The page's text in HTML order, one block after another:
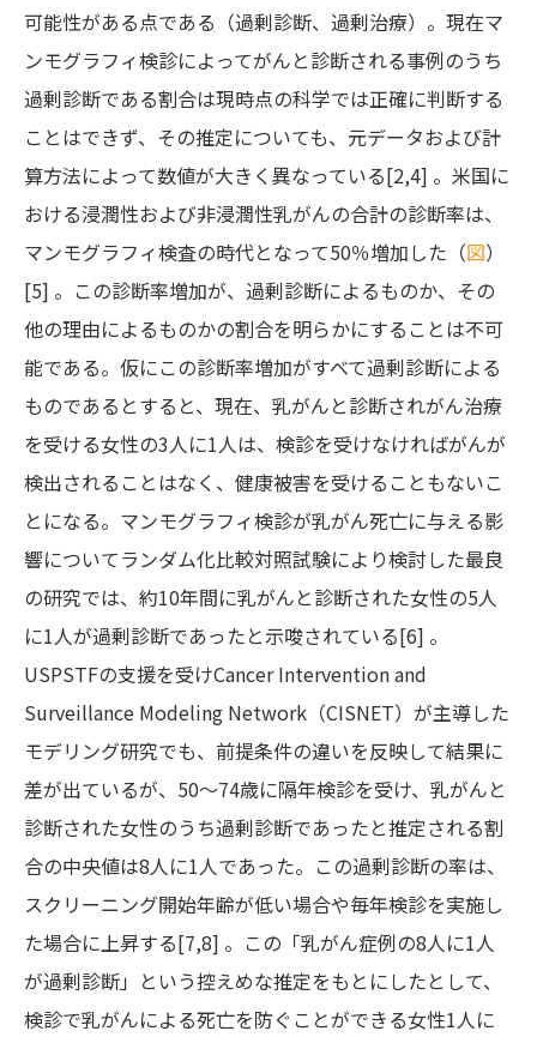
可能性がある点である（過剰診断、過剰治療）。現在マ
ンモグラフィ検診によってがんと診断される事例のうち
過剰診断である割合は現時点の科学では正確に判断する
ことはできず、その推定についても、元データおよび計
算方法によって数値が大きく異なっている[2,4] 。米国に
おける浸潤性および非浸潤性乳がんの合計の診断率は、
マンモグラフィ検査の時代となって50％増加した（図）
[5] 。この診断率増加が、過剰診断によるものか、その
他の理由によるものかの割合を明らかにすることは不可
能である。仮にこの診断率増加がすべて過剰診断による
ものであるとすると、現在、乳がんと診断されがん治療
を受ける女性の3人に1人は、検診を受けなければがんが
検出されることはなく、健康被害を受けることもないこ
とになる。マンモグラフィ検診が乳がん死亡に与える影
響についてランダム化比較対照試験により検討した最良
の研究では、約10年間に乳がんと診断された女性の5人
に1人が過剰診断であったと示唆されている[6] 。
USPSTFの支援を受けCancer Intervention and
Surveillance Modeling Network（CISNET）が主導した
モデリング研究でも、前提条件の違いを反映して結果に
差が出ているが、50～74歳に隔年検診を受け、乳がんと
診断された女性のうち過剰診断であったと推定される割
合の中央値は8人に1人であった。この過剰診断の率は、
スクリーニング開始年齢が低い場合や毎年検診を実施し
た場合に上昇する[7,8] 。この「乳がん症例の8人に1人
が過剰診断」という控えめな推定をもとにしたとして、
検診で乳がんによる死亡を防ぐことができる女性1人に